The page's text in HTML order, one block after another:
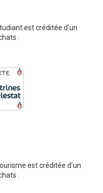
est créditée d'un
:
est créditée d'un
: